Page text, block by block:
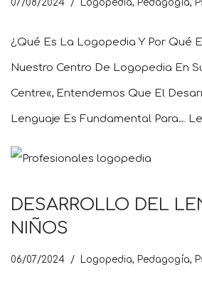
07/08/2024 Logopedia, Pedagogía,
¿Qué Es La Logopedia Y Por Qué
Nuestro Centro De Logopedia En
Centre«, Entendemos Que El
Lenguaje Es Fundamental Para…
DESARROLLO DEL
NIÑOS
06/07/2024 Logopedia, Pedagogía,